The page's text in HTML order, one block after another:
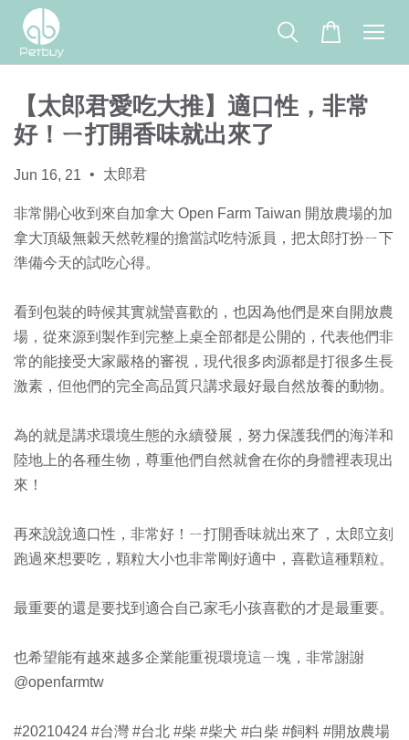
【太郎君愛吃大推】適口性，非常
好！ㄧ打開香味就出來了
Jun 16, 21 • 太郎君
非常開心收到來自加拿大 Open Farm Taiwan 開放農場的加
拿大頂級無穀天然乾糧的擔當試吃特派員，把太郎打扮ㄧ下
準備今天的試吃心得。
看到包裝的時候其實就蠻喜歡的，也因為他們是來自開放農
場，從來源到製作到完整上桌全部都是公開的，代表他們非
常的能接受大家嚴格的審視，現代很多肉源都是打很多生長
激素，但他們的完全高品質只講求最好最自然放養的動物。
為的就是講求環境生態的永續發展，努力保護我們的海洋和
陸地上的各種生物，尊重他們自然就會在你的身體裡表現出
來！
再來說說適口性，非常好！ㄧ打開香味就出來了，太郎立刻
跑過來想要吃，顆粒大小也非常剛好適中，喜歡這種顆粒。
最重要的還是要找到適合自己家毛小孩喜歡的才是最重要。
也希望能有越來越多企業能重視環境這ㄧ塊，非常謝謝
@openfarmtw
#20210424 #台灣 #台北 #柴 #柴犬 #白柴 #飼料 #開放農場